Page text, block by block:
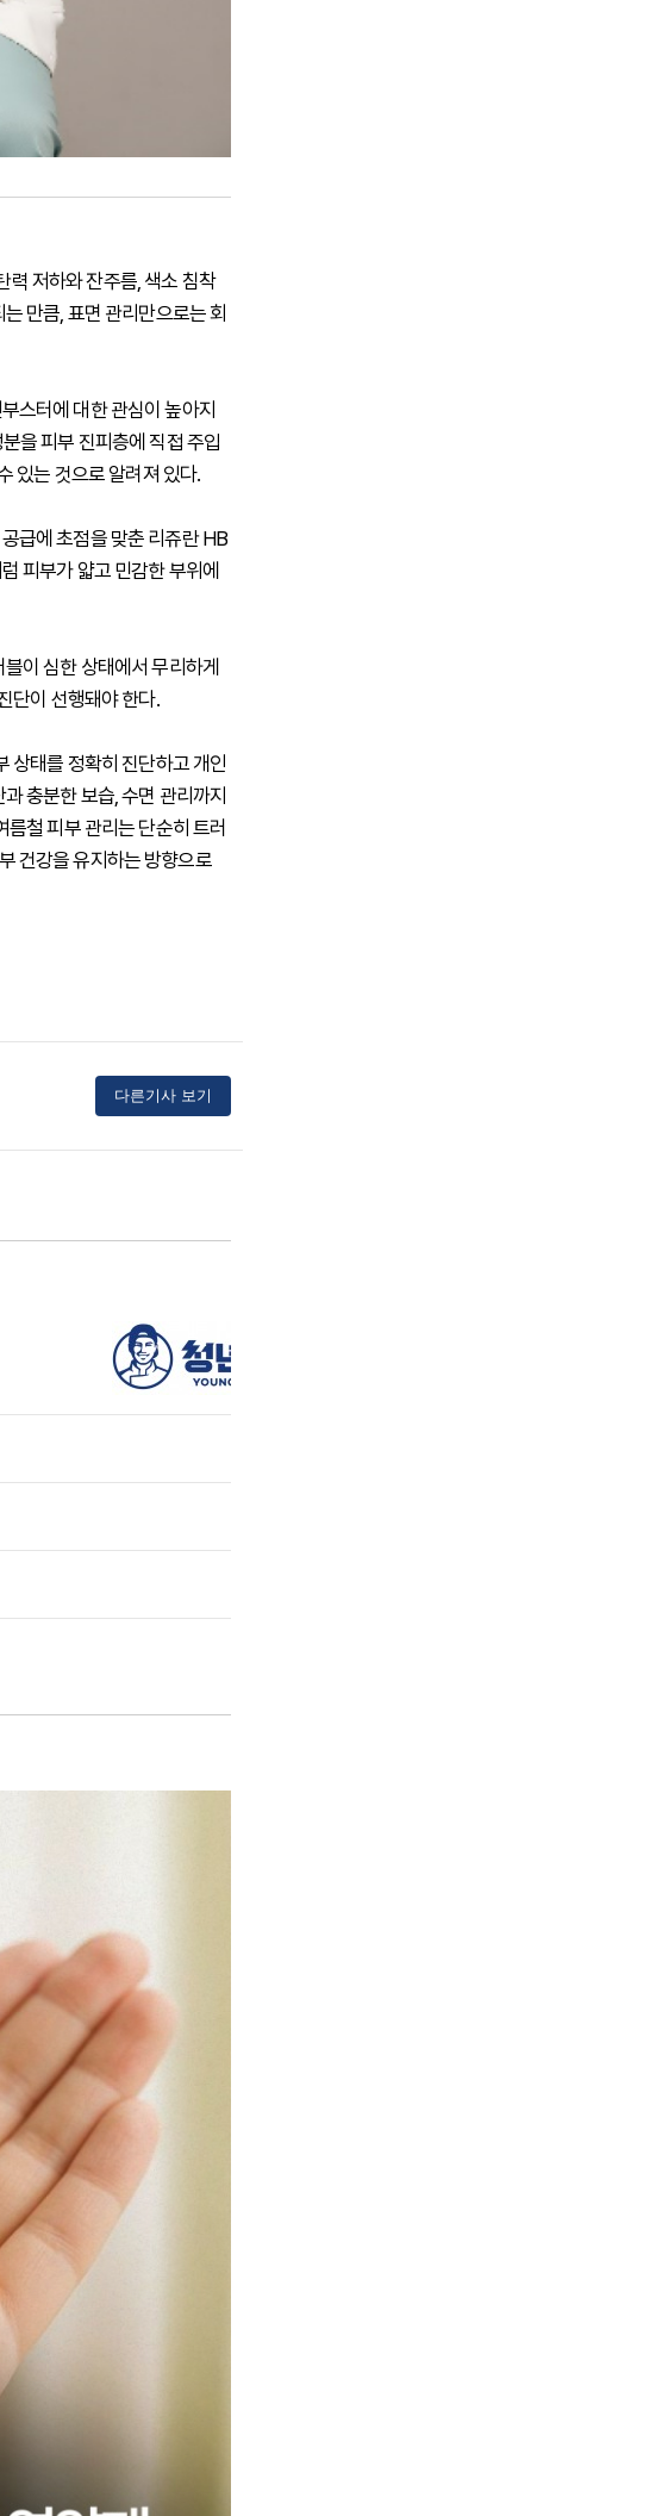
력 저하와 잔주름, 색소 침착
만큼, 표면 관리만으로는 회
스터에 대한 관심이 높아지
을 피부 진피층에 직접 주입
있는 것으로 알려져 있다.
급에 초점을 맞춘 리쥬란 HB
피부가 얇고 민감한 부위에
이 심한 상태에서 무리하게
단이 선행돼야 한다.
상태를 정확히 진단하고 개인
충분한 보습, 수면 관리까지
철 피부 관리는 단순히 트러
건강을 유지하는 방향으로
다른기사 보기